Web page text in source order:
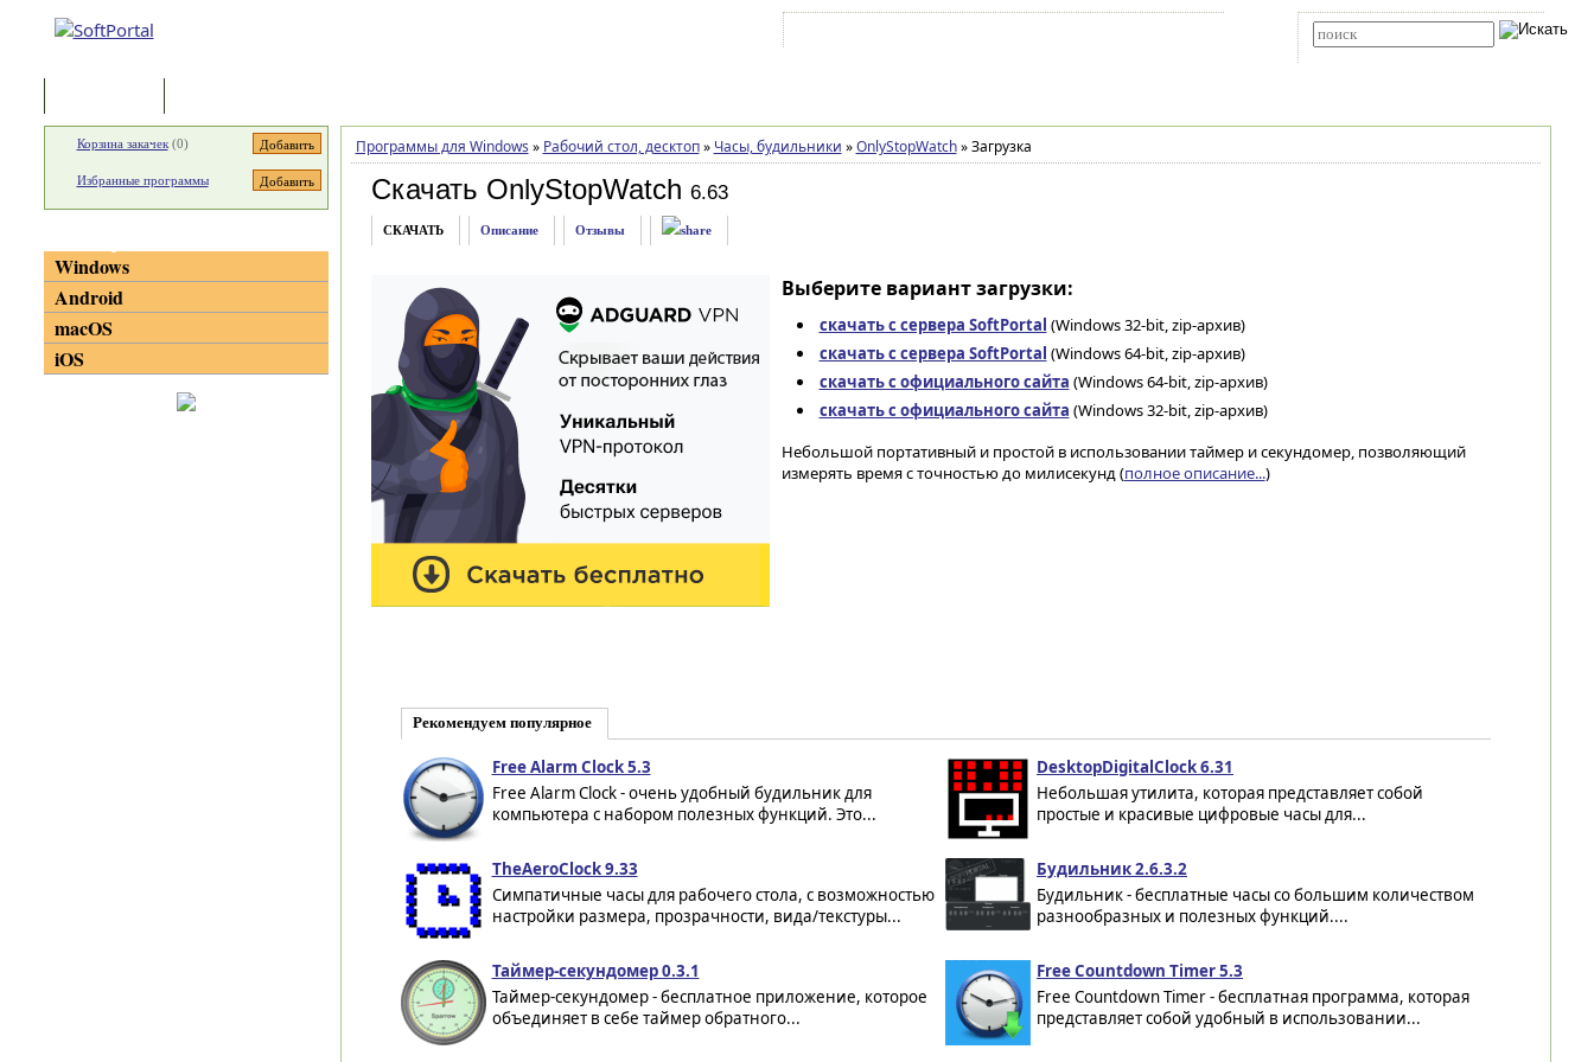
Программы для Windows » Рабочий стол, десктоп » Часы, будильники » OnlyStopWatch »Загрузка
Скачать OnlyStopWatch 6.63
СКАЧАТЬ Описание Отзывы
Выберите вариант загрузки:
скачать с сервера SoftPortal (Windows 32-bit, zip-архив)
скачать с сервера SoftPortal (Windows 64-bit, zip-архив)
скачать с официального сайта (Windows 64-bit, zip-архив)
скачать с официального сайта (Windows 32-bit, zip-архив)
Небольшой портативный и простой в использовании таймер и секундомер, позволяющий
измерять время с точностью до милисекунд (полное описание...)
Рекомендуем популярное
Free Alarm Clock 5.3
Free Alarm Clock - очень удобный будильник для
компьютера с набором полезных функций. Это...
DesktopDigitalClock 6.31
Небольшая утилита, которая представляет собой
простые и красивые цифровые часы для...
TheAeroClock 9.33
Симпатичные часы для рабочего стола, с возможностью
настройки размера, прозрачности, вида/текстуры...
Будильник 2.6.3.2
Будильник - бесплатные часы со большим количеством
разнообразных и полезных функций....
Таймер-секундомер 0.3.1
Таймер-секундомер - бесплатное приложение, которое
объединяет в себе таймер обратного...
Free Countdown Timer 5.3
Free Countdown Timer - бесплатная программа, которая
представляет собой удобный в использовании...
Корзина закачек(0)
Избранные программы
Windows
Android
macOS
iOS